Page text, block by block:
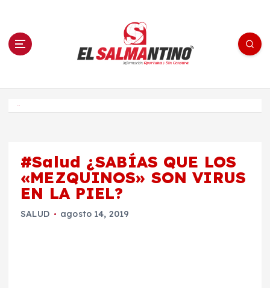
n El Salmantino - medios/noticias/editorial
#Salud ¿SABÍAS QUE LOS
«MEZQUINOS» SON VIRUS
EN LA PIEL?
SALUD agosto 14, 2019